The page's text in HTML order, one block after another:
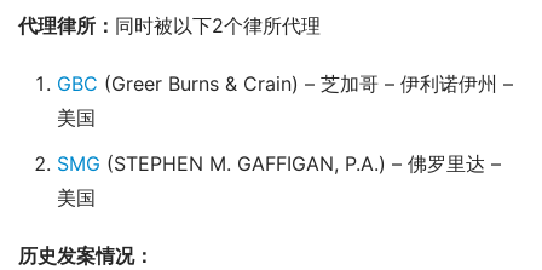
代理律所： 同时被以下2个律所代理
GBC (Greer Burns & Crain) – 芝加哥 – 伊利诺伊州 –
美国
SMG (STEPHEN M. GAFFIGAN, P.A.) – 佛罗里达 –
美国
历史发案情况：